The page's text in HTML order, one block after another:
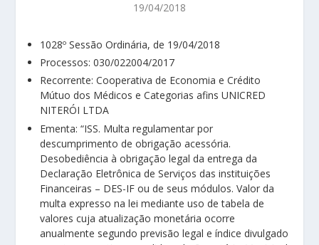
19/04/2018
1028º Sessão Ordinária, de 19/04/2018
Processos: 030/022004/2017
Recorrente: Cooperativa de Economia e Crédito
Mútuo dos Médicos e Categorias afins UNICRED
NITERÓI LTDA
Ementa: “ISS. Multa regulamentar por
descumprimento de obrigação acessória.
Desobediência à obrigação legal da entrega da
Declaração Eletrônica de Serviços das instituições
Financeiras – DES-IF ou de seus módulos. Valor da
multa expresso na lei mediante uso de tabela de
valores cuja atualização monetária ocorre
anualmente segundo previsão legal e índice divulgado